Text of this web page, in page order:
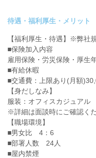
待遇・福利厚生・メリット
【福利厚生・待遇】※弊社
■保険加入内容
雇用保険・労災保険・厚生
■有給休暇
■交通費：上限あり(月額
【身だしなみ】
服装：オフィスカジュア
※詳細は面談時にご確認く
【職場環境】
■男女比 4：6
■部署人数 24人
■屋内禁煙